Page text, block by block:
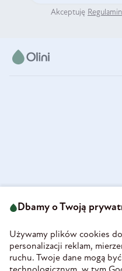
Akceptuję Regulamin
58-160 Świebodzice
REGON 890213034
INFORMACJE
Dbamy o Twoją
Używamy plików cookies
personalizacji reklam,
ruchu. Twoje dane mogą